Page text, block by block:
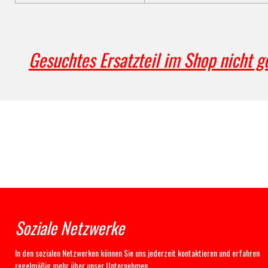
Gesuchtes Ersatzteil im Shop nicht
Soziale Netzwerke
In den sozialen Netzwerken können Sie uns jederzeit kontaktieren und erfahren
regelmäßig mehr über unser Unternehmen.